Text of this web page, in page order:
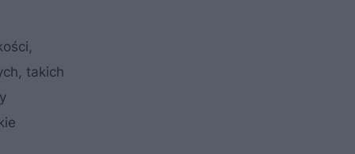
takich